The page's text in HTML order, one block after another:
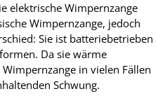
elektrische Wimpernzange
Wimpernzange, jedoch
Sie ist batteriebetrieben
Da sie wärme
in vielen Fällen
Schwung.